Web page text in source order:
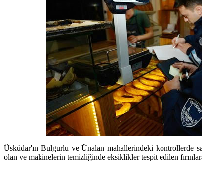
Üsküdar'ın Bulgurlu ve Ünalan mahallerindeki kontrollerde
olan ve makinelerin temizliğinde eksiklikler tespit edilen